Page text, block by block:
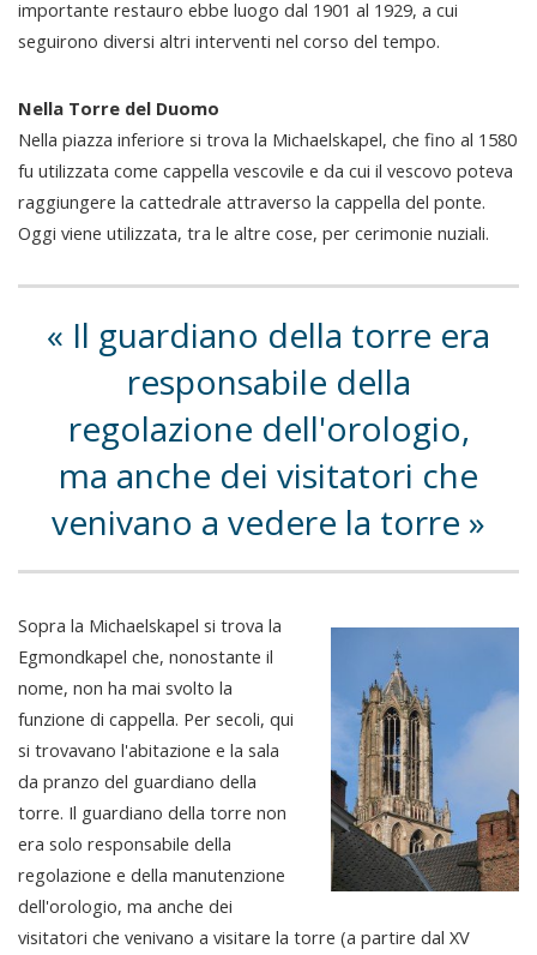
importante restauro ebbe luogo dal 1901 al 1929, a cui
seguirono diversi altri interventi nel corso del tempo.
Nella Torre del Duomo
Nella piazza inferiore si trova la Michaelskapel, che fino al 1580
fu utilizzata come cappella vescovile e da cui il vescovo poteva
raggiungere la cattedrale attraverso la cappella del ponte.
Oggi viene utilizzata, tra le altre cose, per cerimonie nuziali.
Il guardiano della torre era
responsabile della
regolazione dell'orologio,
ma anche dei visitatori che
venivano a vedere la torre
Sopra la Michaelskapel si trova la
Egmondkapel che, nonostante il
nome, non ha mai svolto la
funzione di cappella. Per secoli, qui
si trovavano l'abitazione e la sala
da pranzo del guardiano della
torre. Il guardiano della torre non
era solo responsabile della
regolazione e della manutenzione
dell'orologio, ma anche dei
visitatori che venivano a visitare la torre (a partire dal XV